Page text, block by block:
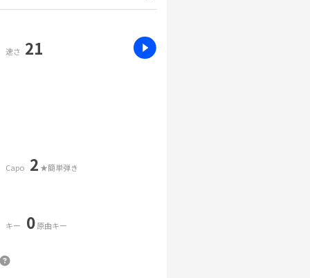
速さ 21
Capo 2 ★簡単弾き
キー 0原曲キー